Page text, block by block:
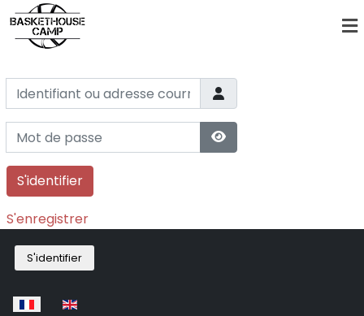
Identifiant ou adresse courriel
Mot de passe
Afficher le mot de
S'identifier
S'enregistrer
S'identifier
Sélectionnez votre langue